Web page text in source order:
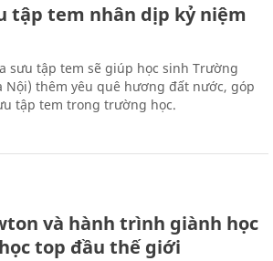
tập tem nhân dịp kỷ niệm
sưu tập tem sẽ giúp học sinh Trường
Nội) thêm yêu quê hương đất nước, góp
tập tem trong trường học.
và hành trình giành học
top đầu thế giới